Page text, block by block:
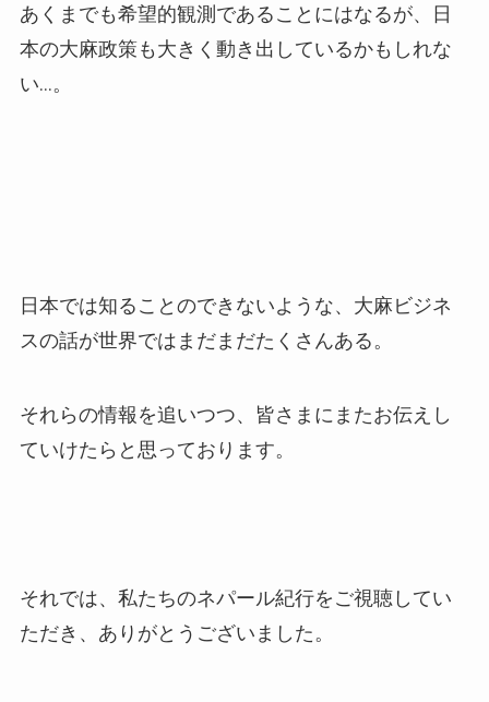
あくまでも希望的観測であることにはなるが、日
本の大麻政策も大きく動き出しているかもしれな
い…。
日本では知ることのできないような、大麻ビジネ
スの話が世界ではまだまだたくさんある。
それらの情報を追いつつ、皆さまにまたお伝えし
ていけたらと思っております。
それでは、私たちのネパール紀行をご視聴してい
ただき、ありがとうございました。